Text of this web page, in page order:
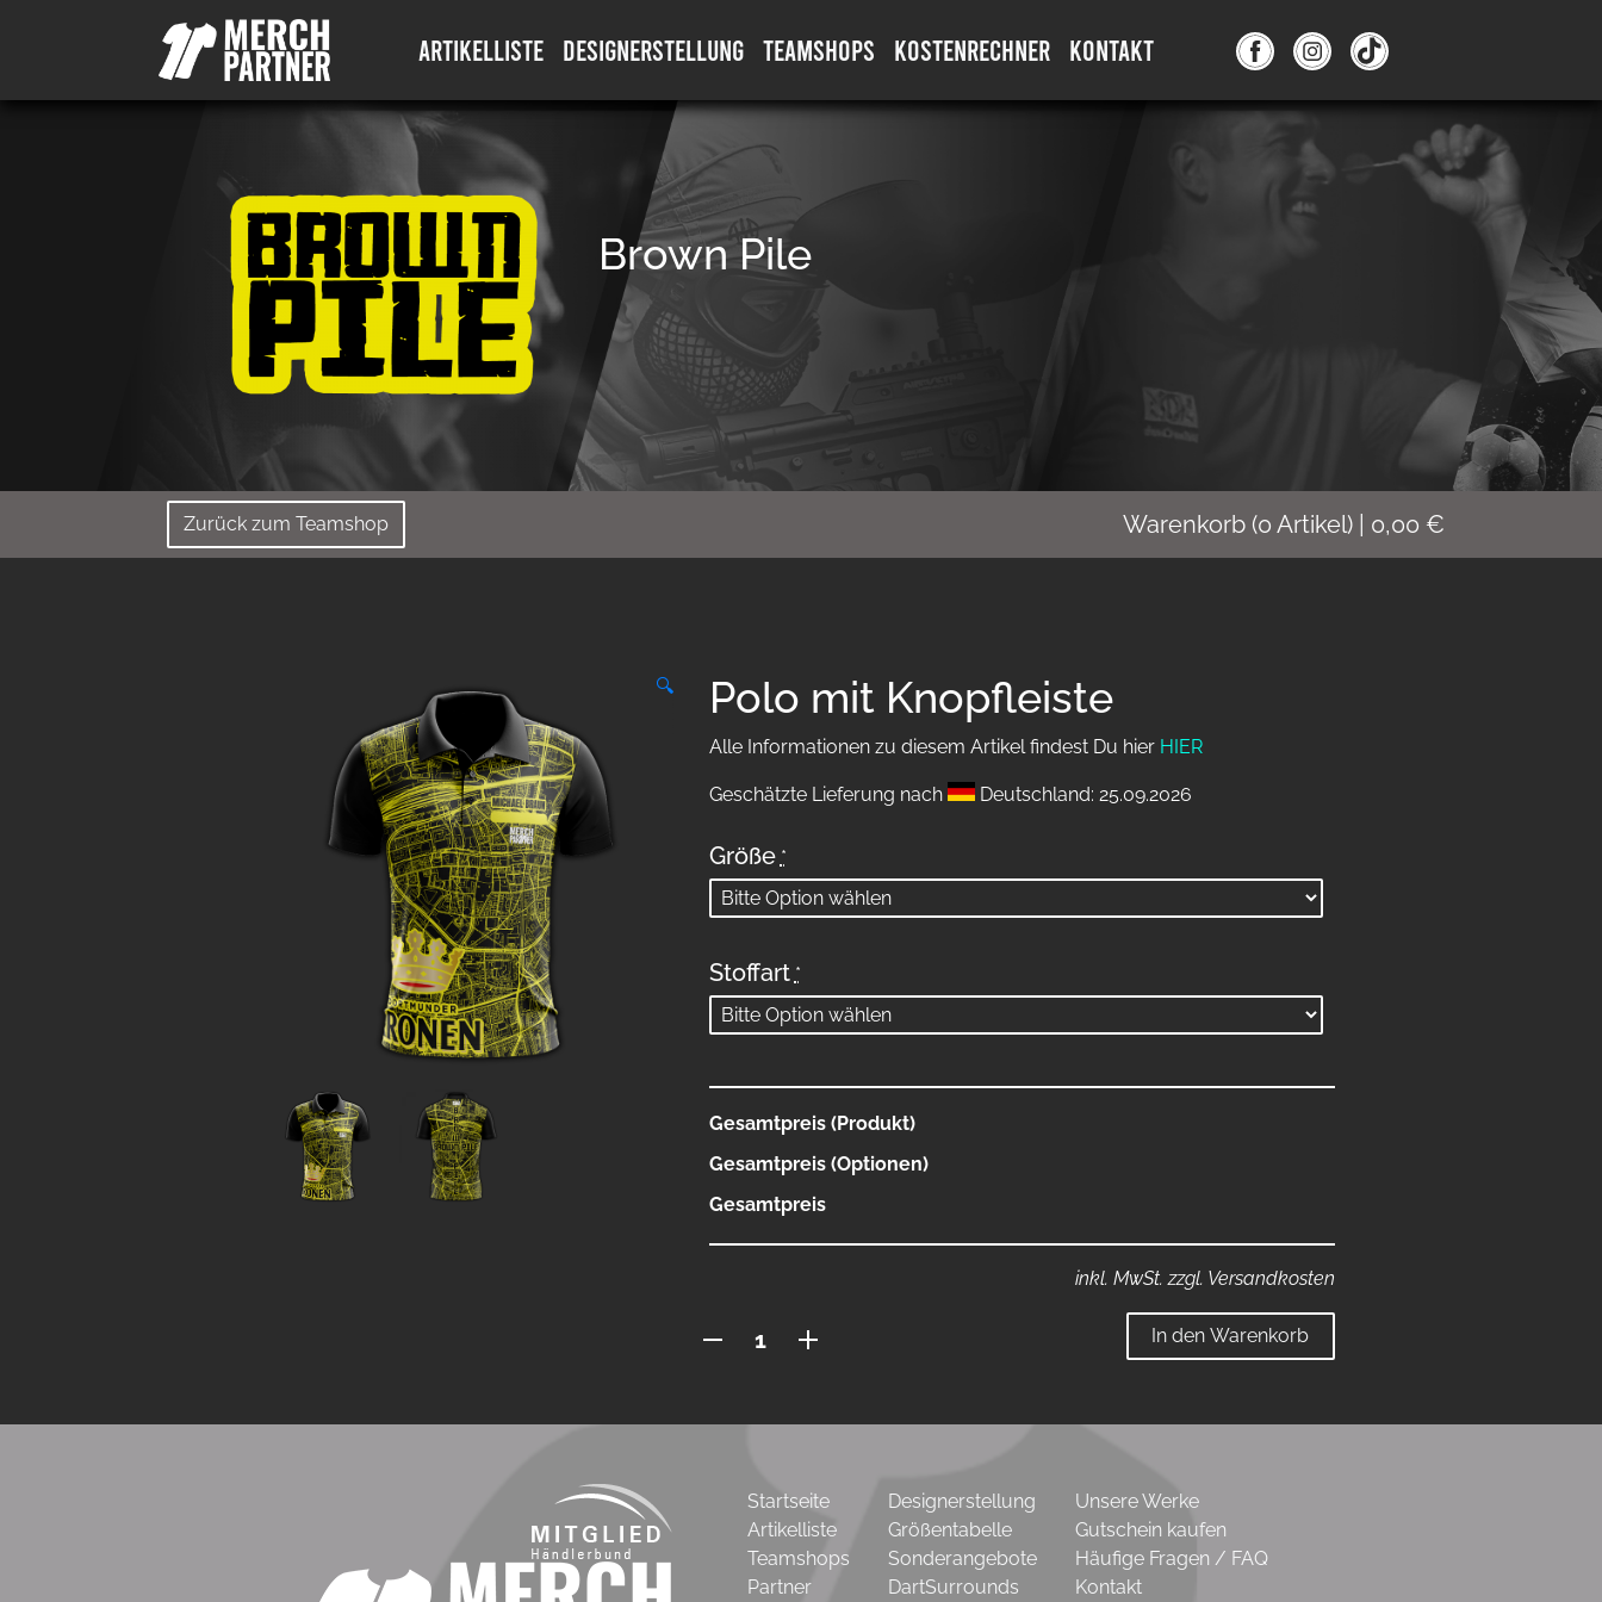
ARTIKELLISTE DESIGNERSTELLUNG TEAMSHOPS KOSTENRECHNER KONTAKT
Brown Pile
Zurück zum Teamshop Warenkorb (0 Artikel) 0,00 €
🔍 Polo mit Knopfleiste
Alle Informationen zu diesem Artikel findest Du hier HIER
Geschätzte Lieferung nach Deutschland: 25.09.2026
Größe *
Stoffart *
Gesamtpreis (Produkt)
Gesamtpreis (Optionen)
Gesamtpreis
inkl. MwSt. zzgl. Versandkosten
In den Warenkorb
Startseite
Artikelliste
Teamshops
Partner
Designerstellung
Größentabelle
Sonderangebote
DartSurrounds
Unsere Werke
Gutschein kaufen
Häufige Fragen / FAQ
Kontakt